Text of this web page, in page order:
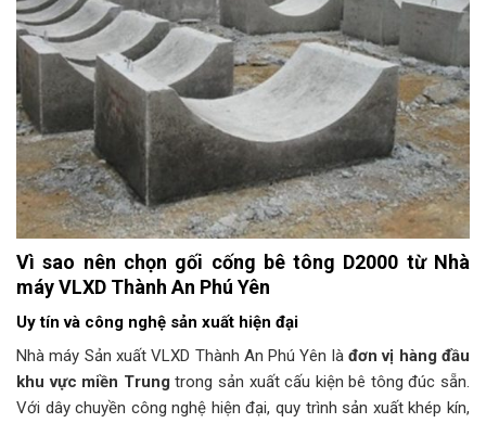
Vì sao nên chọn gối cống bê tông D2000 từ Nhà
máy VLXD Thành An Phú Yên
Uy tín và công nghệ sản xuất hiện đại
Nhà máy Sản xuất VLXD Thành An Phú Yên làđơn vị hàng đầu
khu vực miền Trung trong sản xuất cấu kiện bê tông đúc sẵn.
Với dây chuyền công nghệ hiện đại, quy trình sản xuất khép kín,